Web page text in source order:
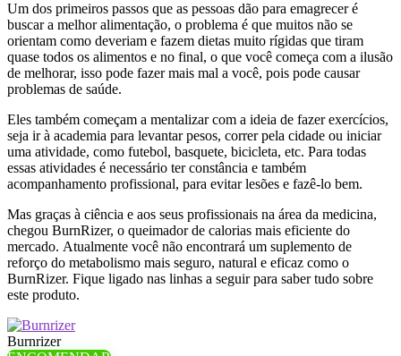
Um dos primeiros passos que as pessoas dão para emagrecer é
buscar a melhor alimentação, o problema é que muitos não se
orientam como deveriam e fazem dietas muito rígidas que tiram
quase todos os alimentos e no final, o que você começa com a ilusão
de melhorar, isso pode fazer mais mal a você, pois pode causar
problemas de saúde.
Eles também começam a mentalizar com a ideia de fazer exercícios,
seja ir à academia para levantar pesos, correr pela cidade ou iniciar
uma atividade, como futebol, basquete, bicicleta, etc. Para todas
essas atividades é necessário ter constância e também
acompanhamento profissional, para evitar lesões e fazê-lo bem.
Mas graças à ciência e aos seus profissionais na área da medicina,
chegou BurnRizer, o queimador de calorias mais eficiente do
mercado. Atualmente você não encontrará um suplemento de
reforço do metabolismo mais seguro, natural e eficaz como o
BurnRizer. Fique ligado nas linhas a seguir para saber tudo sobre
este produto.
Burnrizer